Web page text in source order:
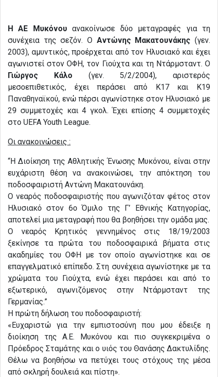
Η ΑΕ Μυκόνουανακοίνωσε δύο μεταγραφές για τη
συνέχεια της σεζόν. Ο Αντώνης Μακατουνάκης (γεν.
2003), αμυντικός, προέρχεται από τον Ηλυσιακό και έχει
αγωνιστεί στον ΟΦΗ, τον Γιούχτα και τη Ντάρμσταντ. Ο
Γιώργος Κάλο (γεν. 5/2/2004), αριστερός
μεσοεπιθετικός, έχει περάσει από Κ17 και Κ19
Παναθηναϊκού, ενώ πέρσι αγωνίστηκε στον Ηλυσιακό με
29 συμμετοχές και 4 γκολ. Έχει επίσης 4 συμμετοχές
στο UEFA Youth League.
Οι ανακοινώσεις :
“Η Διοίκηση της Αθλητικής Ένωσης Μυκόνου, είναι στην
ευχάριστη θέση να ανακοινώσει, την απόκτηση του
ποδοσφαιριστή Αντώνη Μακατουνάκη.
Ο νεαρός ποδοσφαιριστής που αγωνιζόταν φέτος στον
Ηλυσιακό στον 6ο Όμιλο της Γ’ Εθνικής Κατηγορίας,
αποτελεί μια μεταγραφή που θα βοηθήσει την ομάδα μας.
Ο νεαρός Κρητικός γεννημένος στις 18/19/2003
ξεκίνησε τα πρώτα του ποδοσφαιρικά βήματα στις
ακαδημίες του ΟΦΗ με τον οποίο αγωνίστηκε και σε
επαγγελματικό επίπεδο. Στη συνέχεια αγωνίστηκε με τα
χρώματα του Γιούχτα, ενώ έχει περάσει και από το
εξωτερικό, αγωνιζόμενος στην Ντάρμσταντ της
Γερμανίας.”
Η πρώτη δήλωση του ποδοσφαιριστή:
«Ευχαριστώ για την εμπιστοσύνη που μου έδειξε η
διοίκηση της Α.Ε. Μυκόνου και πιο συγκεκριμένα ο
Πρόεδρος Σταμάτης και ο υιός του Θανάσης Δακτυλίδης.
Θέλω να βοηθήσω να πετύχει τους στόχους της μέσα
από σκληρή δουλειά και πίστη».